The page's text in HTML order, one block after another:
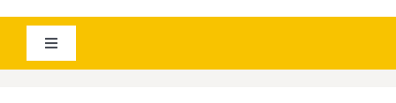
Toggle
Navigation